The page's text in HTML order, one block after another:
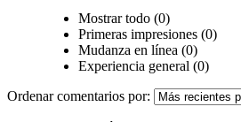
Mostrar todo (0)
Primeras impresiones (0)
Mudanza en línea (0)
Experiencia general (0)
Ordenar comentarios por: